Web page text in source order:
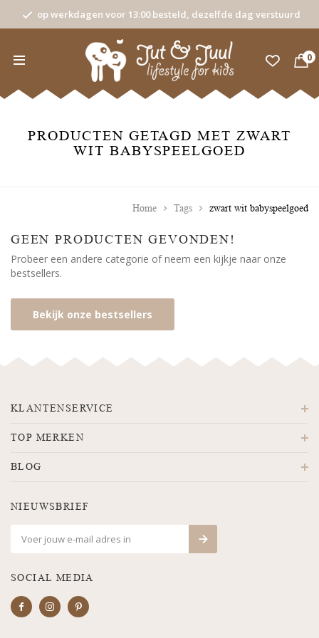
op werkdagen voor 13:00 besteld, dezelfde dag verstuurd
0
PRODUCTEN GETAGD MET ZWART
WIT BABYSPEELGOED
Home Tags zwart wit babyspeelgoed
GEEN PRODUCTEN GEVONDEN!
Probeer een andere categorie of neem een kijkje naar onze
bestsellers.
Bekijk onze bestsellers
KLANTENSERVICE
TOP MERKEN
BLOG
NIEUWSBRIEF
SOCIAL MEDIA